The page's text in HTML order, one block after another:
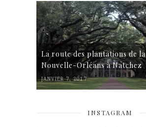
La route des plantations de la
Nouvelle-Orléans à Natchez
JANVIER 7, 2017
INSTAGRAM